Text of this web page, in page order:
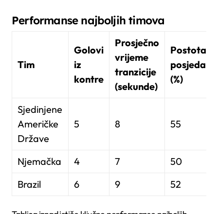
Performanse najboljih timova
Tim
Golovi
iz
kontre
Prosječno
vrijeme
tranzicije
(sekunde)
Postotak
posjeda
(%)
Sjedinjene
Američke
Države
5 8 55
Njemačka 4 7
50
Brazil
6 9 52